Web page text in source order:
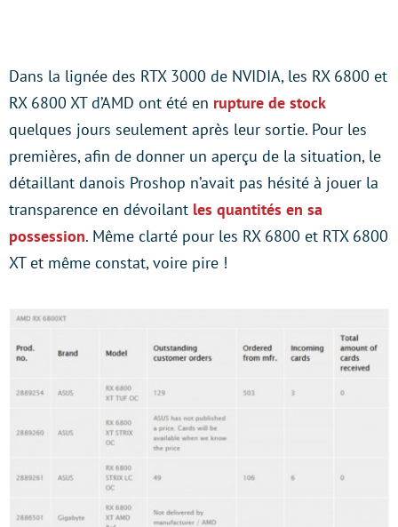
Dans la lignée des RTX 3000 de NVIDIA, les RX 6800 et
RX 6800 XT d’AMD ont été en rupture de stock
quelques jours seulement après leur sortie. Pour les
premières, afin de donner un aperçu de la situation, le
détaillant danois Proshop n’avait pas hésité à jouer la
transparence en dévoilant les quantités en sa
possession. Même clarté pour les RX 6800 et RTX 6800
XT et même constat, voire pire !